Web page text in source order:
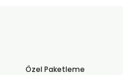
Özel Paketleme